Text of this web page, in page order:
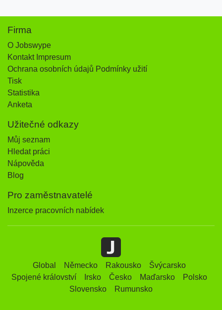
Firma
O Jobswype
Kontakt Impresum
Ochrana osobních údajů Podmínky užití
Tisk
Statistika
Anketa
Užitečné odkazy
Můj seznam
Hledat práci
Nápověda
Blog
Pro zaměstnavatelé
Inzerce pracovních nabídek
Global Německo Rakousko
Švýcarsko
Spojené království
Irsko Česko Maďarsko
Polsko
Slovensko
Rumunsko